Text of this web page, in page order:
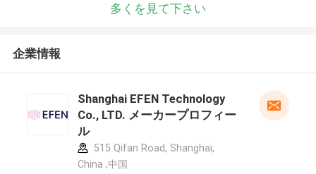
多くを見て下さい
企業情報
Shanghai EFEN Technology
Co., LTD. メーカープロフィー
ル
515 Qifan Road, Shanghai,
China ,中国